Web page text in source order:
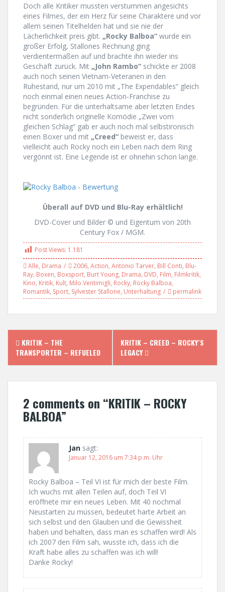
Doch alle Kritiker mussten verstummen angesichts
eines Filmes, der ein Herz für seine Charaktere und vor
allem seinen Titelhelden hat und sie nie der
Lächerlichkeit preis gibt. „Rocky Balboa“ wurde ein
großer Erfolg, Stallones Rechnung ging
verdientermaßen auf und brachte ihn wieder ins
Geschäft zurück. Mit „John Rambo“ schickte er 2008
auch noch seinen Vietnam-Veteranen in den
Ruhestand, nur um 2010 mit „The Expendables“ gleich
noch einmal einen neues Action-Franchise zu
begründen. Für die unterhaltsame aber letzten Endes
nicht sonderlich originelle Komödie „Zwei vom
gleichen Schlag“ gab er auch noch mal selbstironisch
einen Boxer und mit „Creed“ beweist er, dass
vielleicht auch Rocky noch ein Leben nach dem Ring
vergönnt ist. Eine Legende ist er ohnehin schon lange.
Überall auf DVD und Blu-Ray erhältlich!
DVD-Cover und Bilder © und Eigentum von 20th
Century Fox / MGM.
Post Views: 1.181
Alle, Drama 2006, Action, Antonio Tarver, Bill Conti, Blu-
Ray, Boxen, Boxsport, Burt Young, Drama, DVD, Film, Filmkritik,
Kino, Kritik, Kult, Milo Ventimigli, Rocky, Rocky Balboa,
Romantik, Sport, Sylvester Stallone, Unterhaltung permalink
P
o
s
KRITIK – THE
TRANSPORTER – REFUELED
KRITIK – CREED – ROCKY´S
LEGACY
2 comments on “KRITIK – ROCKY
BALBOA”
Jan sagt:
Januar 12, 2016 um 7:34 p.m. Uhr
Rocky Balboa – Teil VI ist für mich der beste Film.
Ich wuchs mit allen Teilen auf, doch Teil VI
eröffnete mir ein neues Leben. Mit 40 nochmal
Neustarten zu müssen, bedeutet harte Arbeit an
sich selbst und den Glauben und die Gewissheit
haben und behalten, dass man es schaffen wird! Als
ich 2007 den Film sah, wusste ich, dass ich die
Kraft habe alles zu schaffen was ich will!
Danke Rocky!